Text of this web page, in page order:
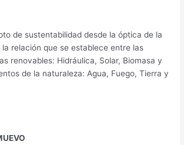
de sustentabilidad desde la óptica de la
relación que se establece entre las
renovables: Hidráulica, Solar, Biomasa y
de la naturaleza: Agua, Fuego, Tierra y